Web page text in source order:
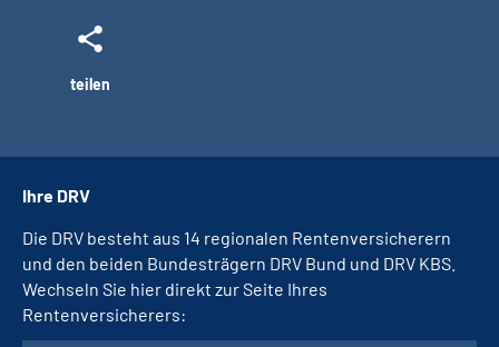
teilen
Ihre DRV
Die DRV besteht aus 14 regionalen Rentenversicherern
und den beiden Bundesträgern DRV Bund und DRV KBS.
Wechseln Sie hier direkt zur Seite Ihres
Rentenversicherers: